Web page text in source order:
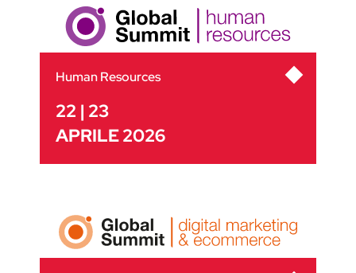
Human Resources
22 | 23
APRILE 2026